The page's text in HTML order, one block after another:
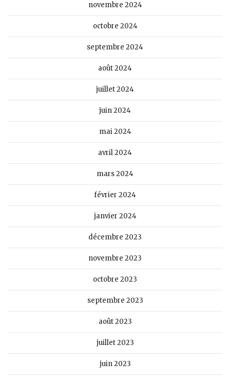
novembre 2024
octobre 2024
septembre 2024
août 2024
juillet 2024
juin 2024
mai 2024
avril 2024
mars 2024
février 2024
janvier 2024
décembre 2023
novembre 2023
octobre 2023
septembre 2023
août 2023
juillet 2023
juin 2023